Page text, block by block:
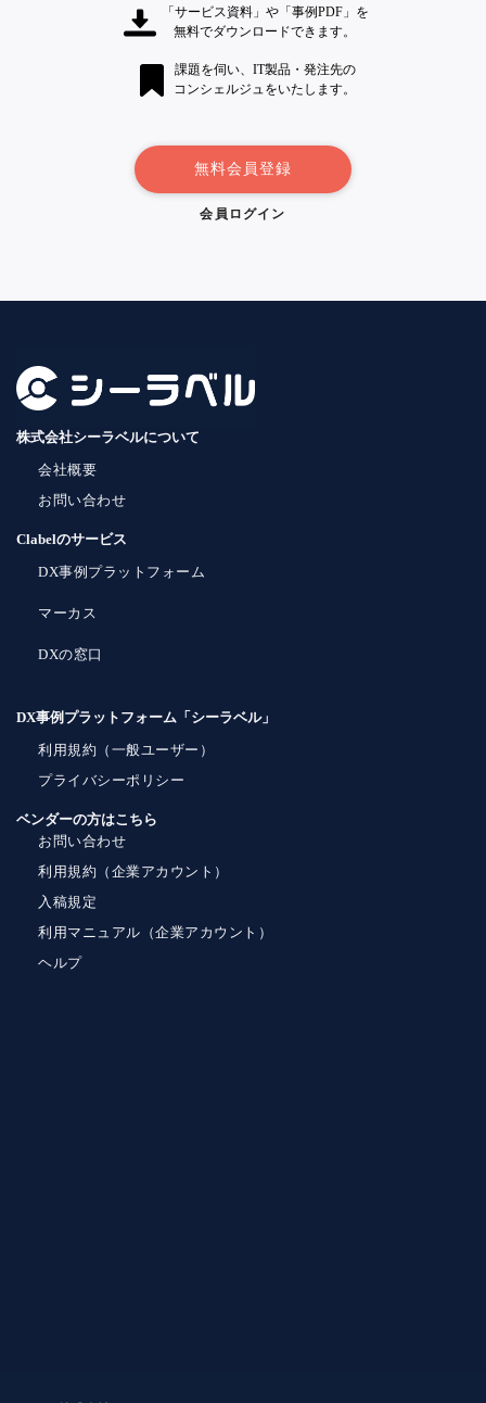
「サービス資料」や「事例PDF」を
無料でダウンロードできます。
課題を伺い、IT製品・発注先の
コンシェルジュをいたします。
無料会員登録
会員ログイン
株式会社シーラベルについて
会社概要
お問い合わせ
Clabelのサービス
DX事例プラットフォーム
マーカス
DXの窓口
DX事例プラットフォーム「シーラベル」
利用規約（一般ユーザー）
プライバシーポリシー
ベンダーの方はこちら
お問い合わせ
利用規約（企業アカウント）
入稿規定
利用マニュアル（企業アカウント）
ヘルプ